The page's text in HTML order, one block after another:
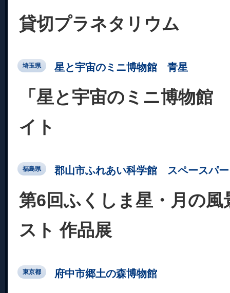
貸切プラネタリウム
埼玉県 星と宇宙のミニ博物館 青星
「星と宇宙のミニ博物
イト
福島県 郡山市ふれあい科学館 スペースパ
第6回ふくしま星・月の
スト 作品展
東京都 府中市郷土の森博物館